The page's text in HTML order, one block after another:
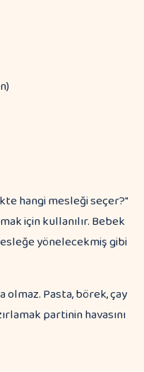
hangi mesleği seçer?"
için kullanılır. Bebek
yönelecekmiş gibi
olmaz. Pasta, börek, çay
partinin havasını